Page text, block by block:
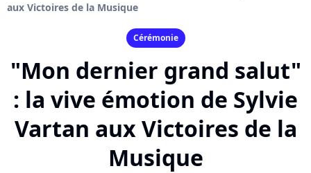
aux Victoires de la Musique
Cérémonie
"Mon dernier grand salut"
: la vive émotion de Sylvie
Vartan aux Victoires de la
Musique